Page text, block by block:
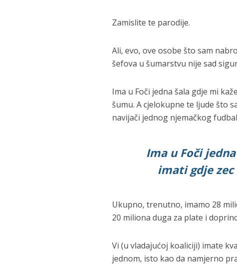
Zamislite te parodije.
Ali, evo, ove osobe što sam
šefova u šumarstvu nije sad
Ima u Foči jedna šala gdje mi
šumu. A cjelokupne te ljude što
navijači jednog njemačkog
Ima u Foči
imati gdje
Ukupno, trenutno, imamo 28
20 miliona duga za plate i
Vi (u vladajućoj koaliciji) imate
jednom, isto kao da namjerno